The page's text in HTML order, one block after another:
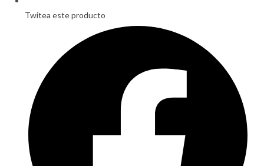
Twitea este producto
window